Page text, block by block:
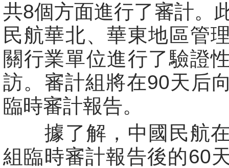
共8個方面進行了審計。
民航華北、華東地區管
關行業單位進行了驗證
訪。審計組將在90天后
臨時審計報告。
據了解，中國民航在
組臨時審計報告後的60